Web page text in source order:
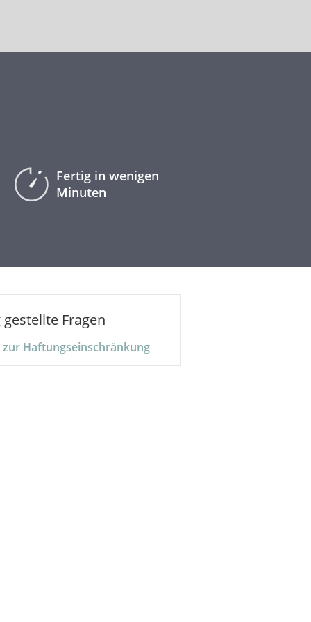
Fertig in wenigen
Minuten
Fragen
zur Haftungseinschränkung